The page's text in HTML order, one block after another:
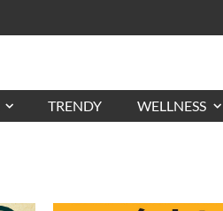
TRENDY WELLNESS